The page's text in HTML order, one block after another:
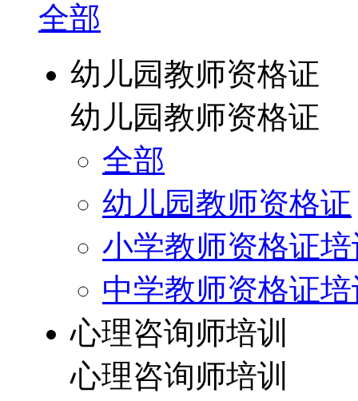
全部
幼儿园教师资格证
幼儿园教师资格证
全部
幼儿园教师资格证
小学教师资格证
中学教师资格证
心理咨询师培训
心理咨询师培训